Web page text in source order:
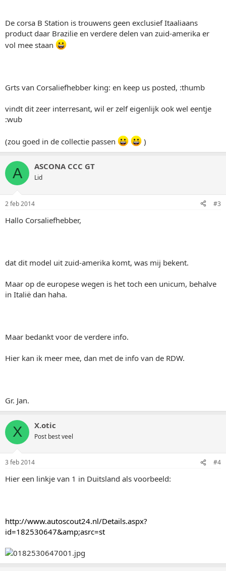
De corsa B Station is trouwens geen exclusief Itaaliaans
product daar Brazilie en verdere delen van zuid-amerika er
vol mee staan
Grts van Corsaliefhebber king: en keep us posted, :thumb
vindt dit zeer interresant, wil er zelf eigenlijk ook wel eentje
:wub
(zou goed in de collectie passen )
A ASCONA CCC GT
Lid
2 feb 2014 #3
Hallo Corsaliefhebber,
dat dit model uit zuid-amerika komt, was mij bekent.
Maar op de europese wegen is het toch een unicum, behalve
in Italië dan haha.
Maar bedankt voor de verdere info.
Hier kan ik meer mee, dan met de info van de RDW.
Gr. Jan.
X X.otic
Post best veel
3 feb 2014 #4
Hier een linkje van 1 in Duitsland als voorbeeld:
http://www.autoscout24.nl/Details.aspx?
id=182530647&amp;asrc=st